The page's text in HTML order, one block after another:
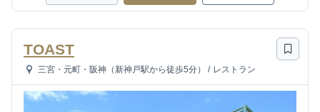
TOAST
三宮・元町・阪神（新神戸駅から徒歩5分） / レストラン